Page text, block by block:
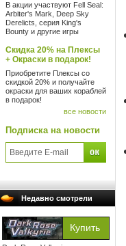
В акции участвуют Fell Seal:
Arbiter's Mark, Deep Sky
Derelicts, серия King's
Bounty и другие игры
Скидка 20% на Плексы
+ Окраски в подарок!
Приобретите Плексы со
скидкой 20% и получайте
окраски для ваших кораблей
в подарок!
все новости
Подписка на новости
Недавно смотрели